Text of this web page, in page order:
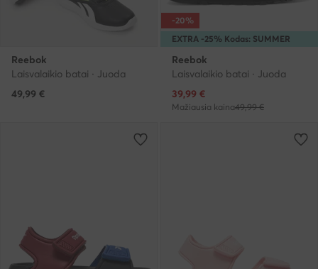
Reebok
Laisvalaikio batai · Juoda
49,99 €
EXTRA -25% Kodas: SUMMER
-20%
Reebok
Laisvalaikio batai · Juoda
Dabartinė kaina
39,99 €
Mažiausia kaina49,99 €